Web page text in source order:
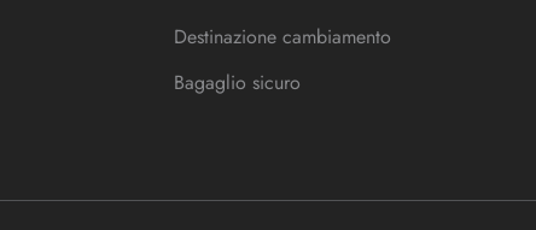
Destinazione cambiamento
Bagaglio sicuro